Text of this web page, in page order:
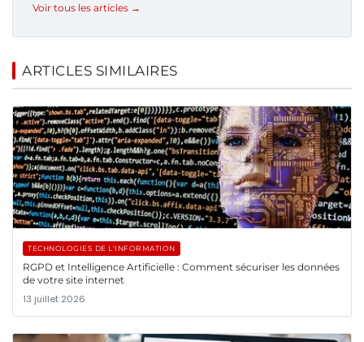
Voir tous les articles →
ARTICLES SIMILAIRES
TECHNOLOGIES DE L'INFORMATION
RGPD et Intelligence Artificielle : Comment sécuriser les données
de votre site internet
13 juillet 2026